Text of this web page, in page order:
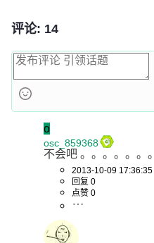
评论: 14
o
osc_859368
不会吧 。。。。。。。
2013-10-09 17:36:35
回复 0
点赞 0